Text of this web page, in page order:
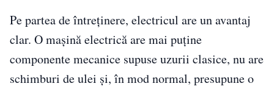
Pe partea de întreținere, electricul are un avantaj
clar. O mașină electrică are mai puține
componente mecanice supuse uzurii clasice, nu are
schimburi de ulei și, în mod normal, presupune o